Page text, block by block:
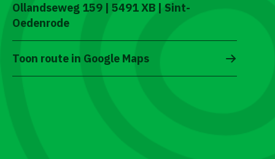
Ollandseweg 159 | 5491 XB | Sint-
Oedenrode
Toon route in Google Maps